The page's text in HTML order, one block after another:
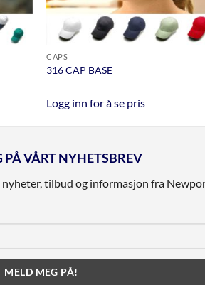
CAPS
316 CAP BASE
Logg inn for å se pris
PÅ VÅRT NYHETSBREV
tilbud og informasjon fra